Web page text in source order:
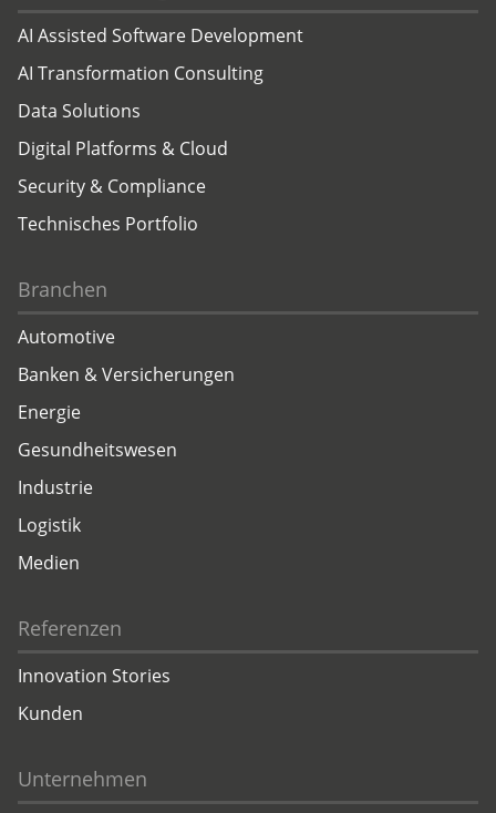
AI Assisted Software Development
AI Transformation Consulting
Data Solutions
Digital Platforms & Cloud
Security & Compliance
Technisches Portfolio
Branchen
Automotive
Banken & Versicherungen
Energie
Gesundheitswesen
Industrie
Logistik
Medien
Referenzen
Innovation Stories
Kunden
Unternehmen